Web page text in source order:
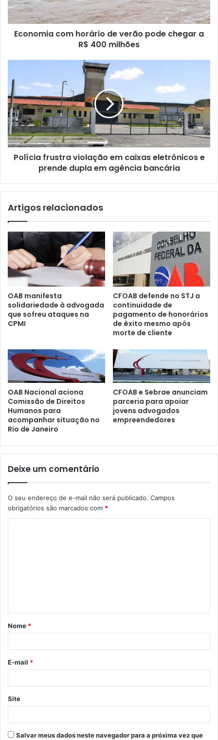
r
e
m
a
i
l
Economia com horário de verão pode chegar a
R$ 400 milhões
Polícia frustra violação em caixas eletrônicos e
prende dupla em agência bancária
Artigos relacionados
OAB manifesta
solidariedade à advogada
que sofreu ataques na
CPMI
CFOAB defende no STJ a
continuidade de
pagamento de honorários
de êxito mesmo após
morte de cliente
OAB Nacional aciona
Comissão de Direitos
Humanos para
acompanhar situação no
Rio de Janeiro
CFOAB e Sebrae anunciam
parceria para apoiar
jovens advogados
empreendedores
Deixe um comentário
O seu endereço de e-mail não será publicado. Campos
obrigatórios são marcados com *
Nome *
E-mail *
Site
Salvar meus dados neste navegador para a próxima vez que